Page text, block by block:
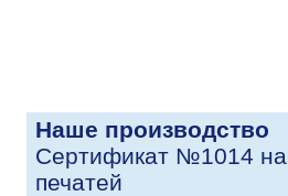
Наше производство
Сертификат №1014 на
печатей